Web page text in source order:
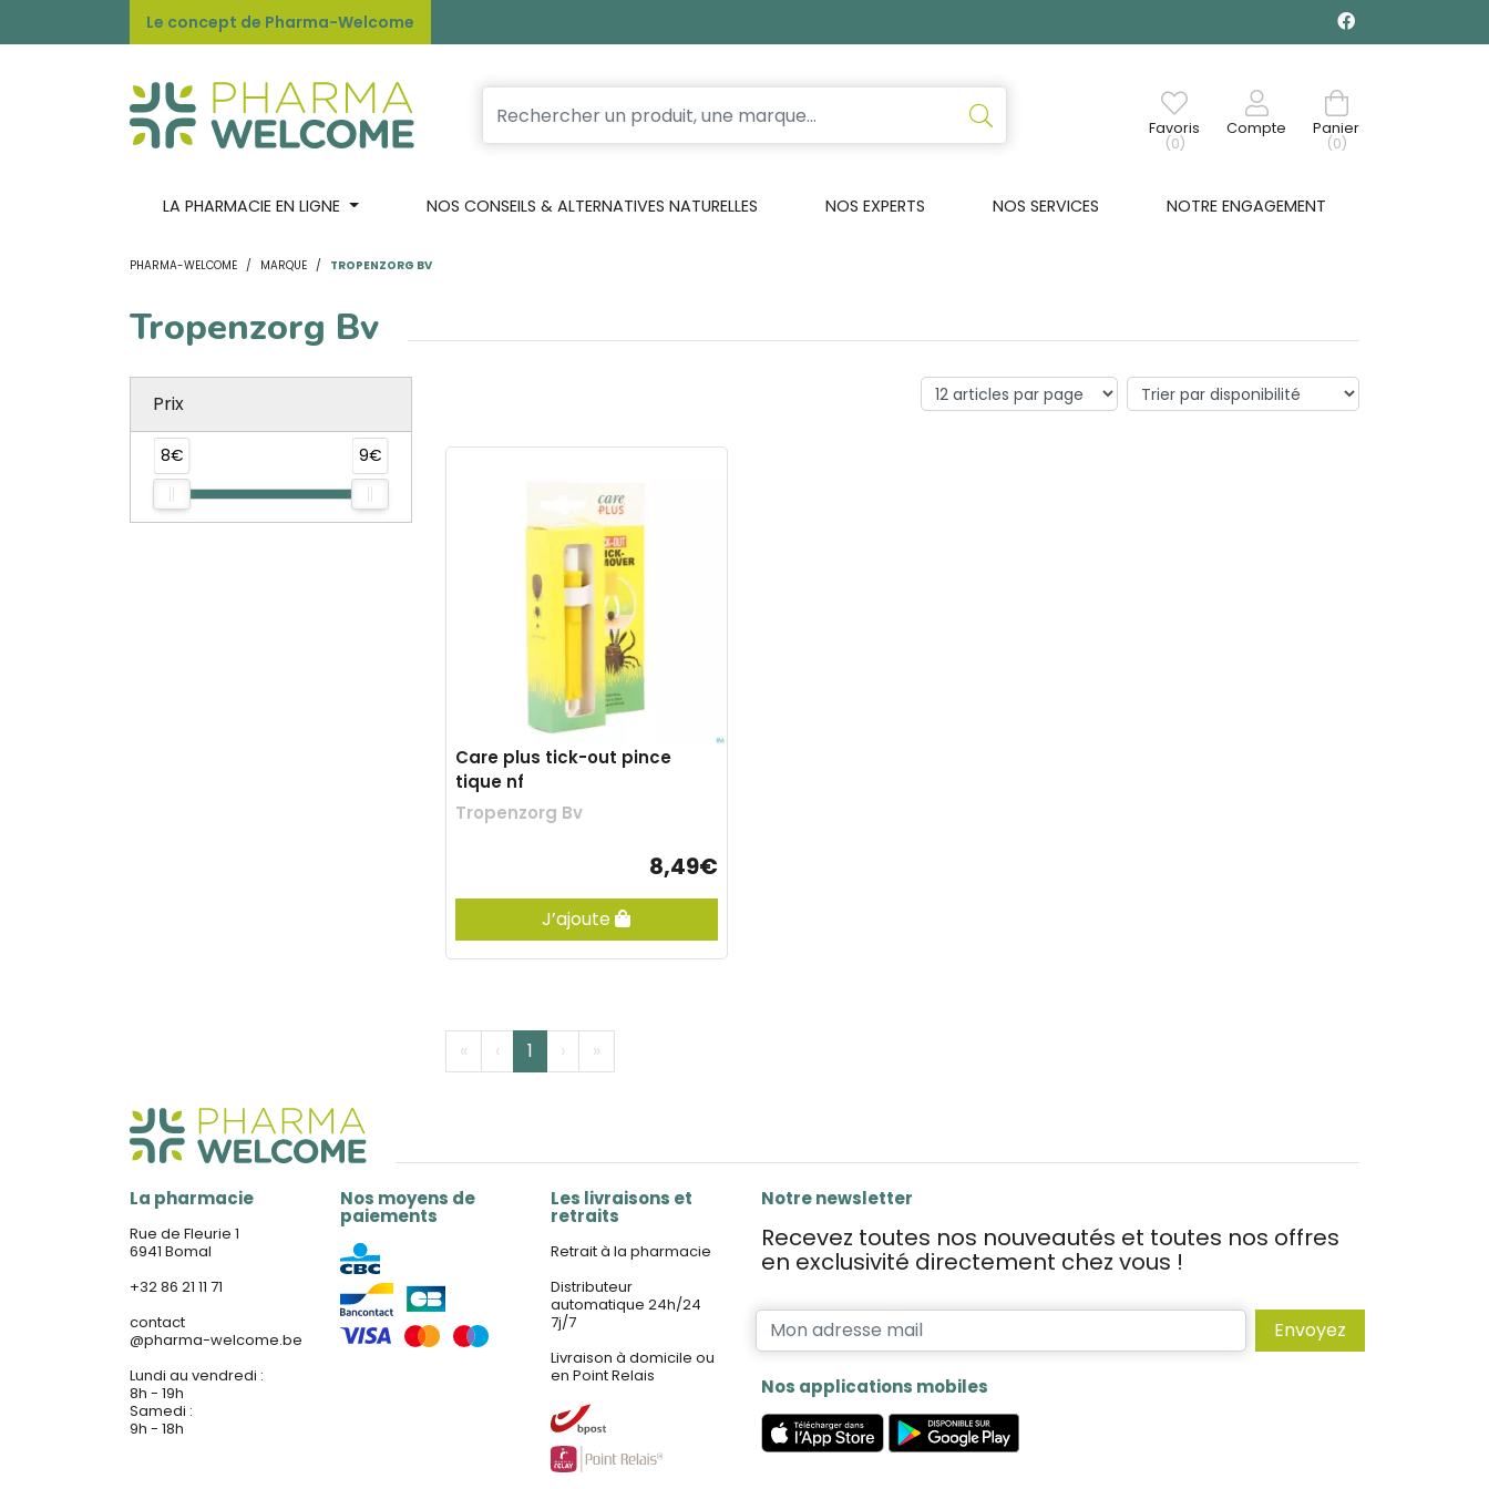
Le concept de Pharma-Welcome
Favoris
(0)
Compte
Panier
(0)
LA PHARMACIE EN LIGNE NOS CONSEILS & ALTERNATIVES NATURELLES NOS EXPERTS NOS SERVICES NOTRE ENGAGEMENT
PHARMA-WELCOME MARQUE TROPENZORG BV
Tropenzorg Bv
Prix
8€ 9€
Care plus tick-out pince
tique nf
Tropenzorg Bv
8,49€
J’ajoute
« ‹ 1 › »
La pharmacie
Rue de Fleurie 1
6941 Bomal
+32 86 21 11 71
contact
@pharma-welcome.be
Lundi au vendredi :
8h - 19h
Samedi :
9h - 18h
Nos moyens de
paiements
Les livraisons et
retraits
Retrait à la pharmacie
Distributeur
automatique 24h/24
7j/7
Livraison à domicile ou
en Point Relais
Notre newsletter
Recevez toutes nos nouveautés et toutes nos offres
en exclusivité directement chez vous !
Envoyez
Nos applications mobiles